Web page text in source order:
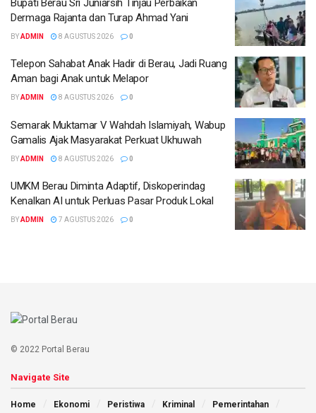
Bupati Berau Sri Juniarsih Tinjau Perbaikan
Dermaga Rajanta dan Turap Ahmad Yani
BYADMIN 8 AGUSTUS 2026 0
Telepon Sahabat Anak Hadir di Berau, Jadi Ruang
Aman bagi Anak untuk Melapor
BYADMIN 8 AGUSTUS 2026 0
Semarak Muktamar V Wahdah Islamiyah, Wabup
Gamalis Ajak Masyarakat Perkuat Ukhuwah
BYADMIN 8 AGUSTUS 2026 0
UMKM Berau Diminta Adaptif, Diskoperindag
Kenalkan AI untuk Perluas Pasar Produk Lokal
BYADMIN 7 AGUSTUS 2026 0
© 2022 Portal Berau
Navigate Site
Home Ekonomi Peristiwa Kriminal Pemerintahan